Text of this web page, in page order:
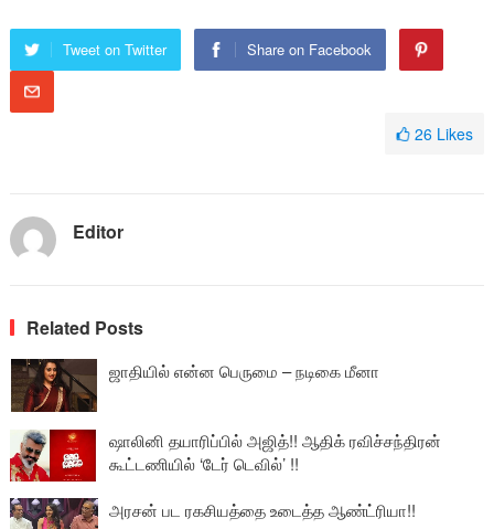
Tweet on Twitter Share on Facebook
26 Likes
Editor
Related Posts
ஜாதியில் என்ன பெருமை – நடிகை மீனா
ஷாலினி தயாரிப்பில் அஜித்!! ஆதிக் ரவிச்சந்திரன்
கூட்டணியில் ‘டேர் டெவில்’ !!
அரசன் பட ரகசியத்தை உடைத்த ஆண்ட்ரியா!!